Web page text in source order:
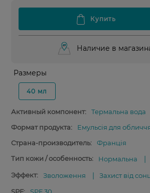
Наличие в
Размеры
40 мл
Активный компонент:
Термальна вода
Формат продукта:
Емульсія для
Страна-производитель:
Франція
Тип кожи / особенность:
Нормальна
Эффект: Зволоження Захист від